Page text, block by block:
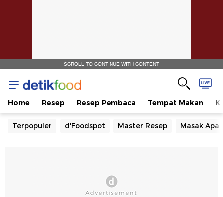
SCROLL TO CONTINUE WITH CONTENT
Home Resep Resep Pembaca Tempat Makan
Terpopuler d'Foodspot Master Resep Masak Apa